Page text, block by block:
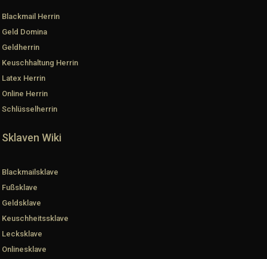
Blackmail Herrin
Geld Domina
Geldherrin
Keuschhaltung Herrin
Latex Herrin
Online Herrin
Schlüsselherrin
Sklaven Wiki
Blackmailsklave
Fußsklave
Geldsklave
Keuschheitssklave
Lecksklave
Onlinesklave